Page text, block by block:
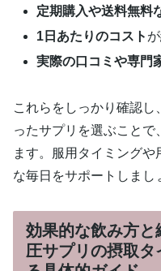
定期購入や送料無料
1日あたりのコスト
実際の口コミや専門
これらをしっかり確認
ったサプリを選ぶこと
ます。服用タイミング
な毎日をサポートしまし
効果的な飲み方と
圧サプリの摂取